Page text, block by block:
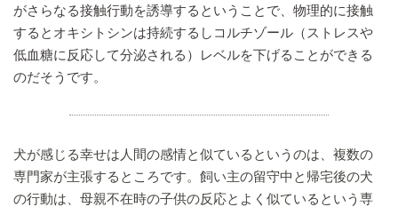
がさらなる接触行動を誘導するということで、物理的に接触
するとオキシトシンは持続するしコルチゾール（ストレスや
低血糖に反応して分泌される）レベルを下げることができる
のだそうです。
犬が感じる幸せは人間の感情と似ているというのは、複数の
専門家が主張するところです。飼い主の留守中と帰宅後の犬
の行動は、母親不在時の子供の反応とよく似ているという専